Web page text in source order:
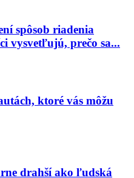
spôsob riadenia
vysvetľujú, prečo sa...
ktoré vás môžu
drahší ako ľudská